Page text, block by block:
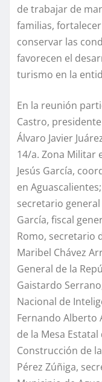
de trabajar de
familias,
conservar las
favorecen el
turismo en la
En la reunión
Castro,
Álvaro Javier
14/a. Zona Militar
Jesús García,
en
secretario
García, fiscal
Romo, secretario
Maribel Chávez
General de la
Gaistardo
Nacional de
Fernando Alberto
de la Mesa
Construcción de
Pérez Zúñiga,